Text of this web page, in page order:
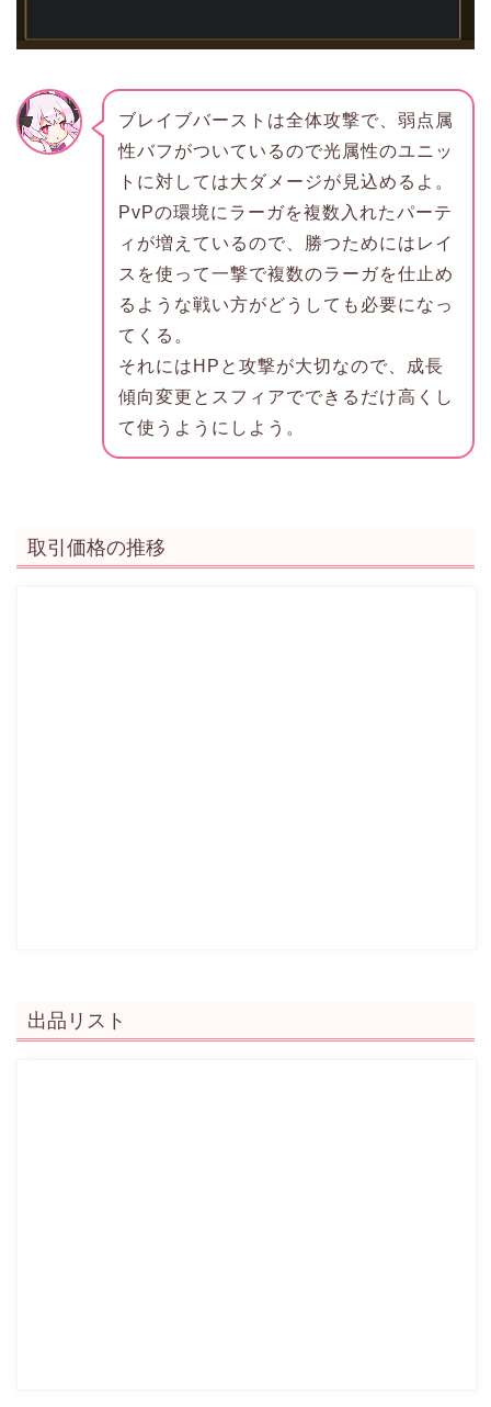
ブレイブバーストは全体攻撃で、弱点属
性バフがついているので光属性のユニッ
トに対しては大ダメージが見込めるよ。
PvPの環境にラーガを複数入れたパーテ
ィが増えているので、勝つためにはレイ
スを使って一撃で複数のラーガを仕止め
るような戦い方がどうしても必要になっ
てくる。
それにはHPと攻撃が大切なので、成長
傾向変更とスフィアでできるだけ高くし
て使うようにしよう。
取引価格の推移
出品リスト